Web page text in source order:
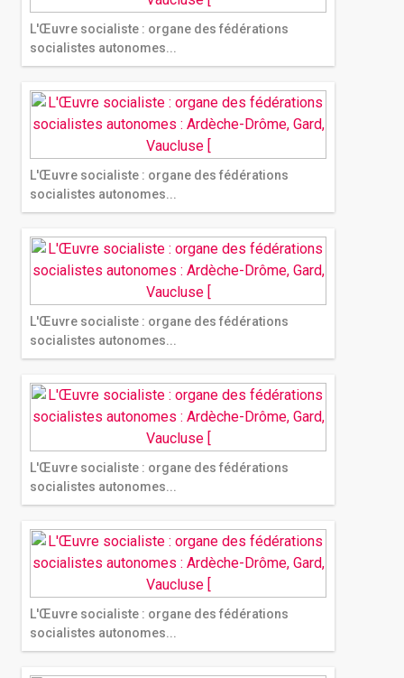
L'Œuvre socialiste : organe des fédérations
socialistes autonomes...
L'Œuvre socialiste : organe des fédérations
socialistes autonomes...
L'Œuvre socialiste : organe des fédérations
socialistes autonomes...
L'Œuvre socialiste : organe des fédérations
socialistes autonomes...
L'Œuvre socialiste : organe des fédérations
socialistes autonomes...